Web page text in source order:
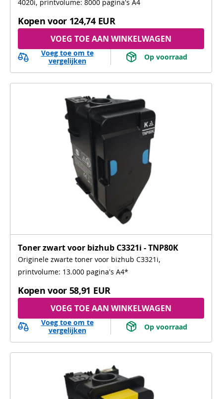
4020i, printvolume: 8000 pagina's A4
Kopen voor 124,74 EUR
VOEG TOE AAN WINKELWAGEN
Voeg toe om te
vergelijken
Op voorraad
Toner zwart voor bizhub C3321i - TNP80K
Originele zwarte toner voor bizhub C3321i,
printvolume: 13.000 pagina's A4*
Kopen voor 58,91 EUR
VOEG TOE AAN WINKELWAGEN
Voeg toe om te
vergelijken
Op voorraad